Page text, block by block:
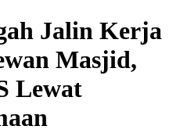
Jalin Kerja
Masjid,
Lewat